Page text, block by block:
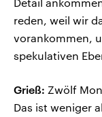
reden, weil wir
vorankommen,
spekulativen
Grieß: Zwölf
Das ist weniger